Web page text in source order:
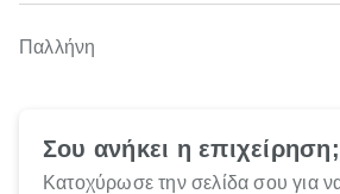
Παλλήνη
Σου ανήκει η επιχείρηση;
Κατοχύρωσε την σελίδα σου για